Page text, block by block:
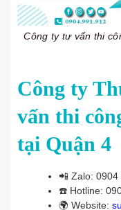
Công ty tư vấn thi
Công ty
vấn thi
tại Quận 4
📲 Zalo: 0904
☎️ Hotline:
🌍 Website: